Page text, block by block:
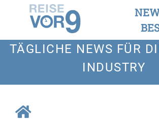
TÄGLICHE NEWS FÜR
INDUSTRY